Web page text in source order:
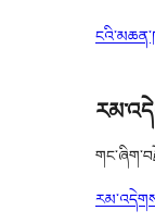
reviews
star